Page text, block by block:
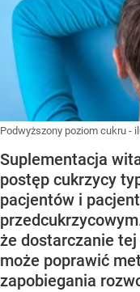
Podwyższony poziom cukru -
Suplementacja
postęp cukrzycy
pacjentów i
że dostarczanie
może poprawić
zapobiegania